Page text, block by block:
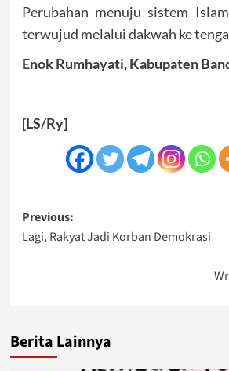
Perubahan menuju sistem
terwujud melalui dakwah ke
Enok Rumhayati, Kabupaten
[LS/Ry]
Post
navigation
Previous:
Lagi, Rakyat Jadi Korban Demokrasi
Berita Lainnya